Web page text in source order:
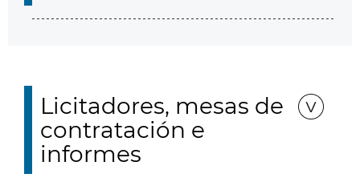
Licitadores, mesas de
contratación e
informes